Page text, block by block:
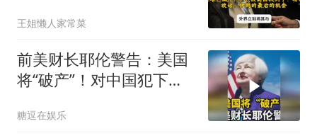
王姐懒人家常菜
前美财长耶伦警告：美国
将“破产”！对中国犯下两
糖逗在娱乐